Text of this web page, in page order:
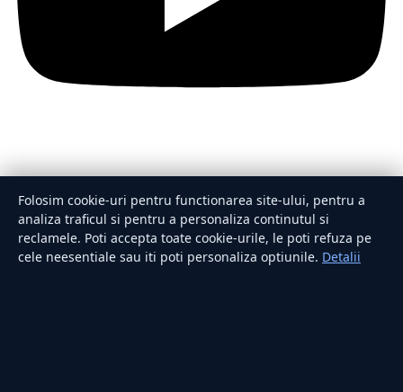
Externe Politică ActualitateEconomie Sănătate Utile
Rubrici
Lifestyle PublicitateInvestiții TechSport Casă și Grădină
Publicația
Folosim cookie-uri pentru functionarea site-ului, pentru a
analiza traficul si pentru a personaliza continutul si
reclamele. Poti accepta toate cookie-urile, le poti refuza pe
cele neesentiale sau iti poti personaliza optiunile. Detalii